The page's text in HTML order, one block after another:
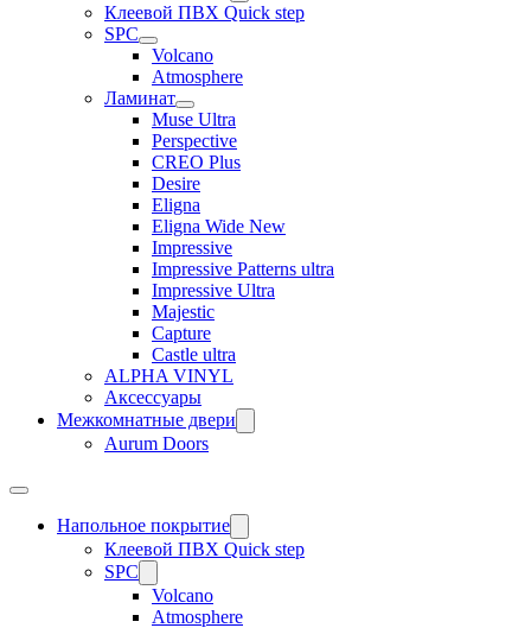
Клеевой ПВХ Quick step
SPC
Volcano
Atmosphere
Ламинат
Muse Ultra
Perspective
CREO Plus
Desire
Eligna
Eligna Wide New
Impressive
Impressive Patterns ultra
Impressive Ultra
Majestic
Capture
Castle ultra
ALPHA VINYL
Аксессуары
Межкомнатные двери
Aurum Doors
Напольное покрытие
Клеевой ПВХ Quick step
SPC
Volcano
Atmosphere